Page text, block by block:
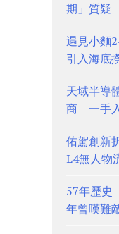
期」質疑
遇見小麵
引入海底
天域半導
商 一手
佑駕創新
L4無人物
57年歷史
年曾嘆難